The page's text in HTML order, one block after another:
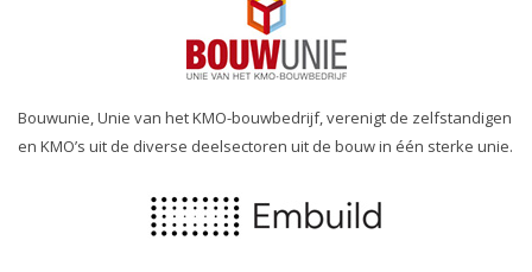
Bouwunie, Unie van het KMO-bouwbedrijf, verenigt de zelfstandigen
en KMO’s uit de diverse deelsectoren uit de bouw in één sterke unie.